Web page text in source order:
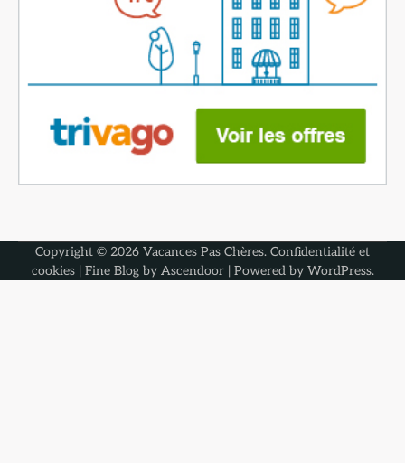
Copyright © 2026 Vacances Pas Chères. Confidentialité et
cookies| Fine Blog by Ascendoor| Powered by WordPress.